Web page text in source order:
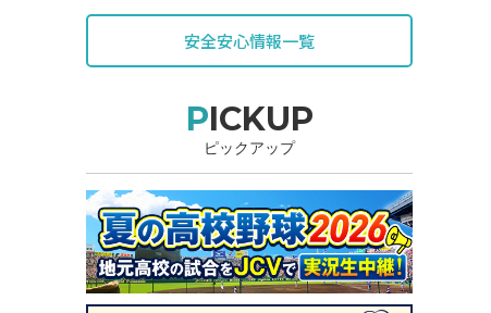
安全安心情報一覧
PICKUP
ピックアップ